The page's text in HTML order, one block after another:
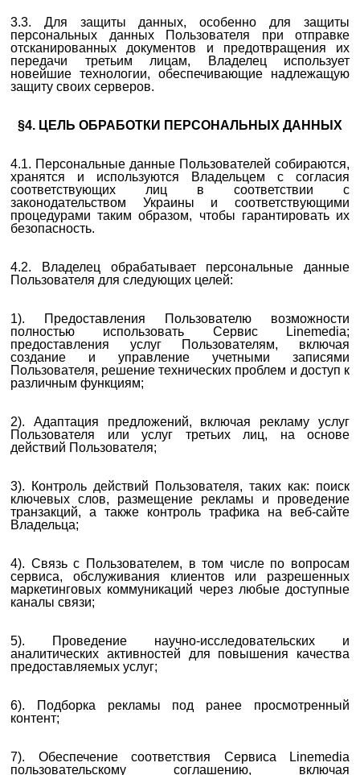
3.3. Для защиты данных, особенно для защиты
персональных данных Пользователя при отправке
отсканированных документов и предотвращения их
передачи третьим лицам, Владелец использует
новейшие технологии, обеспечивающие надлежащую
защиту своих серверов.
§4. ЦЕЛЬ ОБРАБОТКИ ПЕРСОНАЛЬНЫХ ДАННЫХ
4.1. Персональные данные Пользователей собираются,
хранятся и используются Владельцем с согласия
соответствующих лиц в соответствии с
законодательством Украины и соответствующими
процедурами таким образом, чтобы гарантировать их
безопасность.
4.2. Владелец обрабатывает персональные данные
Пользователя для следующих целей:
1). Предоставления Пользователю возможности
полностью использовать Сервис Linemedia;
предоставления услуг Пользователям, включая
создание и управление учетными записями
Пользователя, решение технических проблем и доступ к
различным функциям;
2). Адаптация предложений, включая рекламу услуг
Пользователя или услуг третьих лиц, на основе
действий Пользователя;
3). Контроль действий Пользователя, таких как: поиск
ключевых слов, размещение рекламы и проведение
транзакций, а также контроль трафика на веб-сайте
Владельца;
4). Связь с Пользователем, в том числе по вопросам
сервиса, обслуживания клиентов или разрешенных
маркетинговых коммуникаций через любые доступные
каналы связи;
5). Проведение научно-исследовательских и
аналитических активностей для повышения качества
предоставляемых услуг;
6). Подборка рекламы под ранее просмотренный
контент;
7). Обеспечение соответствия Сервиса Linemedia
пользовательскому соглашению, включая